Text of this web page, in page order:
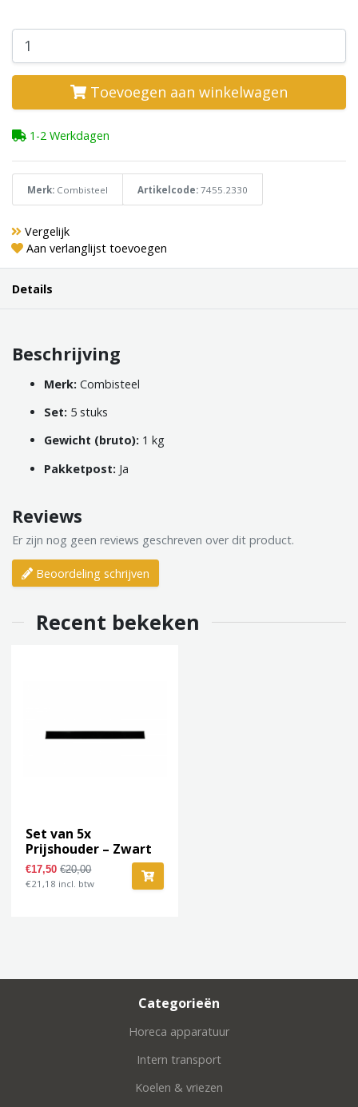
Toevoegen aan winkelwagen
1-2 Werkdagen
Merk: Combisteel Artikelcode: 7455.2330
Vergelijk
Aan verlanglijst toevoegen
Details
Beschrijving
Merk: Combisteel
Set: 5 stuks
Gewicht (bruto): 1 kg
Pakketpost: Ja
Reviews
Er zijn nog geen reviews geschreven over dit product.
Beoordeling schrijven
Recent bekeken
Set van 5x
Prijshouder – Zwart
(7455.1384)
€17,50€20,00
€21,18 incl. btw
Categorieën
Horeca apparatuur
Intern transport
Koelen & vriezen